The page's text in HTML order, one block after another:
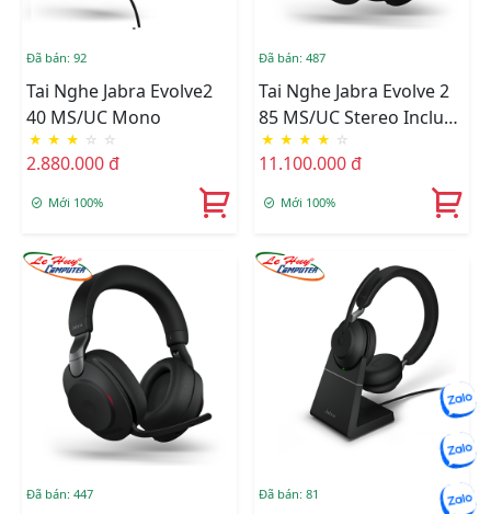
Đã bán: 92
Tai Nghe Jabra Evolve2
40 MS/UC Mono
★ ★ ★ ☆ ☆
2.880.000 đ
Mới 100%
Đã bán: 487
Tai Nghe Jabra Evolve 2
85 MS/UC Stereo Include
Changing
★ ★ ★ ★ ☆
11.100.000 đ
Mới 100%
Đã bán: 447 Đã bán: 81